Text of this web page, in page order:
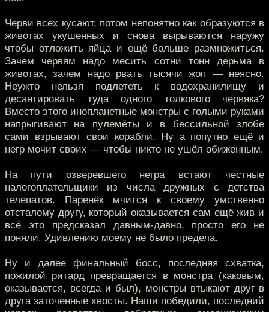
Черви всех кусают, потом непонятно как образуются в
животах укушенных и снова вырываются наружу
чтобы отложить яйца и ещё больше размножиться.
Зачем червям надо месить сотни тонн дерьма в
животах, зачем надо рвать тысячи жоп — неясно.
Неужто нельзя подлететь к водохранилищу и
десантировать туда одного толкового червяка?
Вместо этого инопланетные монстры с голыми руками
напрыгивают на пулемёты и в бессильной злобе
сами взрывают свои корабли. Ну а попутно ещё и
негр мочит своих — чтобы никто не ушёл обиженным.
На пути озверевшего негра встают честные
налогоплательщики из числа дружных с детства
телепатов. Паренёк мчится к своему умственно
отсталому другу, который оказывается сам ещё жив и
всё это предсказал давным-давно, просто его не
поняли. Удивлению моему не было предела.
Ну и далее финальный босс, последняя схватка,
пожилой ритард превращается в монстра (каковым,
оказывается, всегда и был), монстры втыкают друг в
друга заточенные хвосты. Наши победили, последний